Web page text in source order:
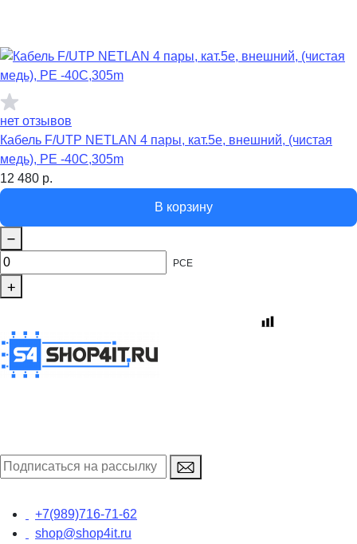
нет отзывов
Кабель F/UTP NETLAN 4 пары, кат.5е, внешний, (чистая
медь), PE -40C,305m
12 480 р.
В корзину
PCE
+7(989)716-71-62
shop@shop4it.ru